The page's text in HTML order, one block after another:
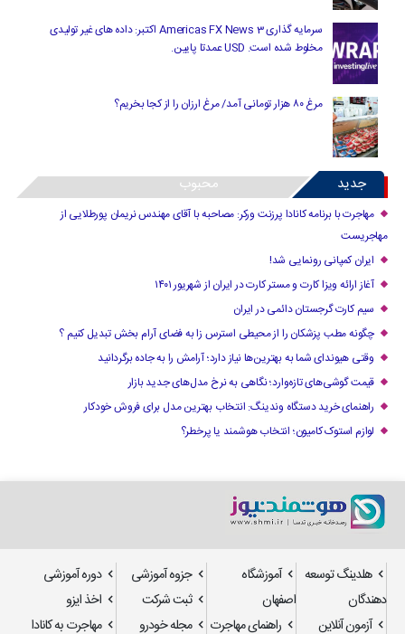
سرمایه گذاری Americas FX News 3 اکتبر: داده های غیر تولیدی
مخلوط شده است. USD عمدتا پایین.
مرغ ۸۰ هزار تومانی آمد/ مرغ ارزان را از کجا بخریم؟
جدید محبوب
مهاجرت با برنامه کانادا پرزنت ورکر: مصاحبه با آقای مهندس نریمان پورطلایی از
مهاجریست
ایران کمپانی رونمایی شد!
آغاز ارائه ویزا کارت و مستر کارت در ایران از شهریور ۱۴۰۱
سیم کارت گرجستان دائمی در ایران
چگونه مطب پزشکان را از محیطی استرس زا به فضای آرام بخش تبدیل کنیم ؟
وقتی هیوندای شما به بهترین‌ها نیاز دارد؛ آرامش را به جاده برگردانید
قیمت گوشی‌های تازه‌وارد؛ نگاهی به نرخ مدل‌های جدید بازار
راهنمای خرید دستگاه وندینگ: انتخاب بهترین مدل برای فروش خودکار
لوازم استوک کامیون؛ انتخاب هوشمند یا پرخطر؟
هلدینگ توسعه
دهندگان
آموزشگاه
اصفهان
جزوه آموزشی
دوره آموزشی
ثبت شرکت
اخذ ایزو
آزمون آنلاین
راهنمای مهاجرت مجله خودرو مهاجرت به کانادا